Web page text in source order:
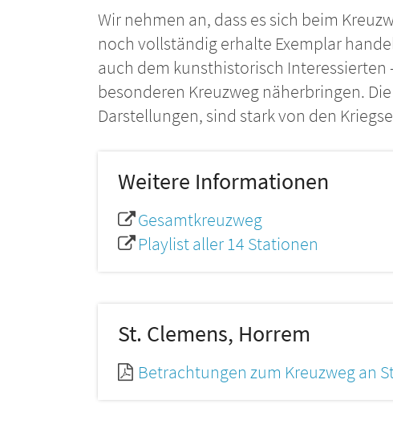
Wir nehmen an, dass es sich beim
noch vollständig erhalte Exemplar
auch dem kunsthistorisch
besonderen Kreuzweg näherbringen.
Darstellungen, sind stark von den
Weitere Informationen
Gesamtkreuzweg
Playlist aller 14 Stationen
St. Clemens, Horrem
Betrachtungen zum Kreuzweg an